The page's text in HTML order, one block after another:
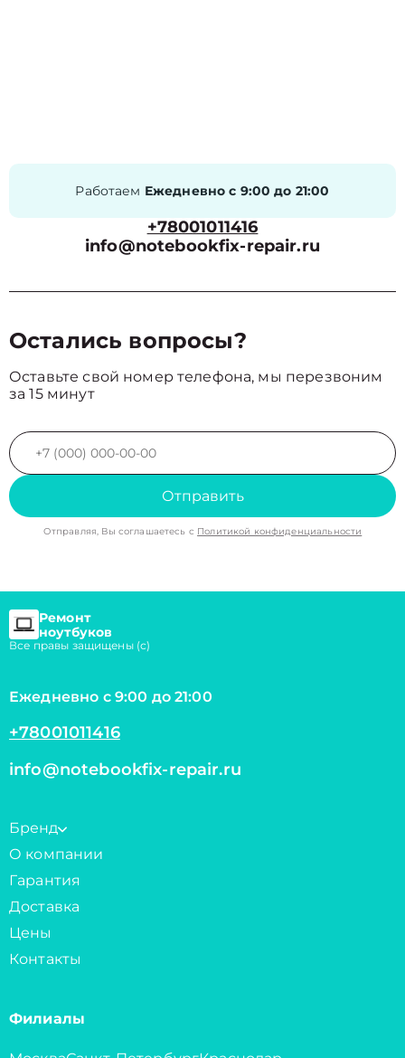
Работаем Ежедневно с 9:00 до 21:00
+78001011416
info@notebookfix-repair.ru
Остались вопросы?
Оставьте свой номер телефона, мы перезвоним
за 15 минут
Отправить
Отправляя, Вы соглашаетесь с Политикой конфиденциальности
Ремонт
ноутбуков
Все правы защищены (с)
Ежедневно с 9:00 до 21:00
+78001011416
info@notebookfix-repair.ru
Бренд
О компании
Гарантия
Доставка
Цены
Контакты
Филиалы